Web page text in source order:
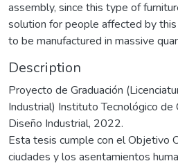
assembly, since this type of
solution for people affected by
to be manufactured in massive
Description
Proyecto de Graduación
Industrial) Instituto Tecnológico de
Diseño Industrial, 2022.
Esta tesis cumple con el Objetivo
ciudades y los asentamientos